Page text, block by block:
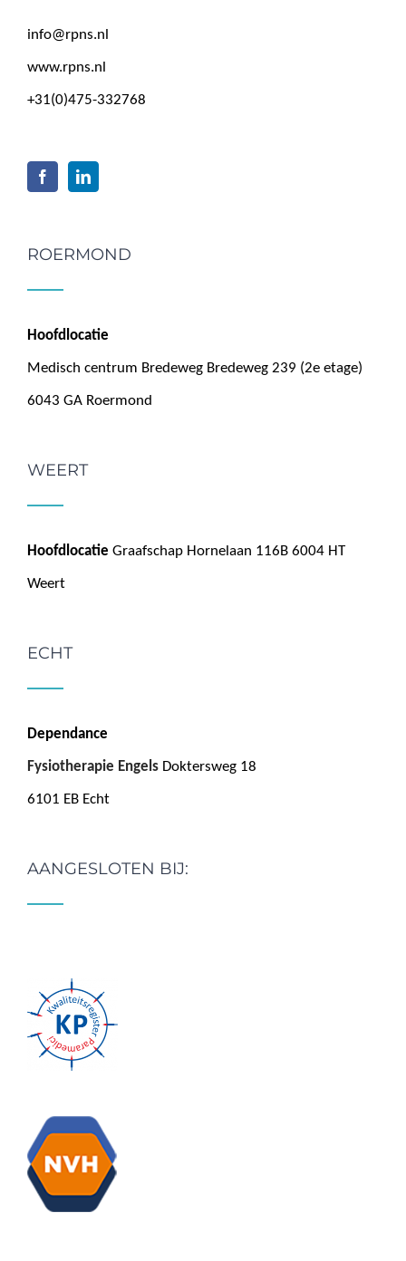
info@rpns.nl
www.rpns.nl
+31(0)475-332768
ROERMOND
Hoofdlocatie
Medisch centrum Bredeweg Bredeweg 239 (2e etage)
6043 GA Roermond
WEERT
Hoofdlocatie Graafschap Hornelaan 116B 6004 HT
Weert
ECHT
Dependance
Fysiotherapie Engels Doktersweg 18
6101 EB Echt
AANGESLOTEN BIJ: